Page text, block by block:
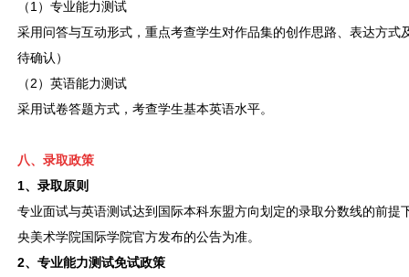
（1）专业能力测试
采用问答与互动形式，重点考查学生对作品集的创作思路、表达方式
待确认）
（2）英语能力测试
采用试卷答题方式，考查学生基本英语水平。
八、录取政策
1、录取原则
专业面试与英语测试达到国际本科东盟方向划定的录取分数线的前提
央美术学院国际学院官方发布的公告为准。
2、专业能力测试免试政策